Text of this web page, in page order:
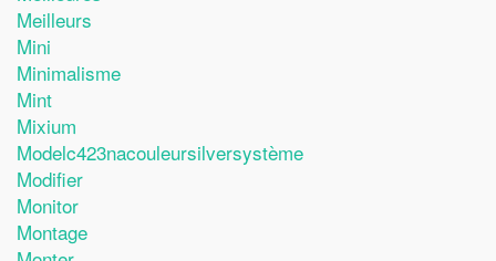
Meilleurs
Mini
Minimalisme
Mint
Mixium
Modelc423nacouleursilversystème
Modifier
Monitor
Montage